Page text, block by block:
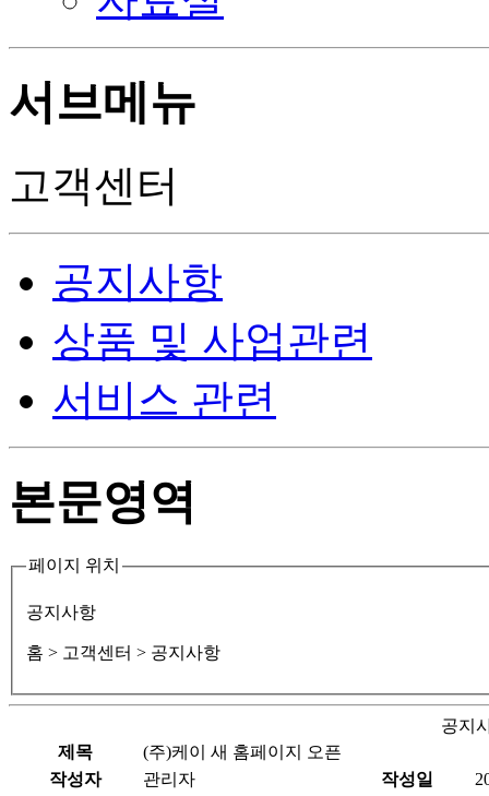
서브메뉴
고객센터
공지사항
상품 및 사업관련
서비스 관련
본문영역
페이지 위치
공지사항
홈 > 고객센터 > 공지사항
공지
제목
(주)케이 새 홈페이지 오픈
작성자
관리자 작성일